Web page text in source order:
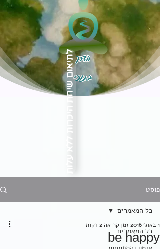
הדרך
בתוכילתיאום שיחת היכרות ללא עלות
פוסט
כל המאמרים
כל המאמרים
be happy
1 באוג׳ 2016 זמן קריאה 2 דקות